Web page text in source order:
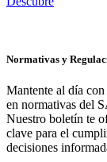
Normativas y
Mantente al día
en normativas del
Nuestro boletín te
clave para el
decisiones